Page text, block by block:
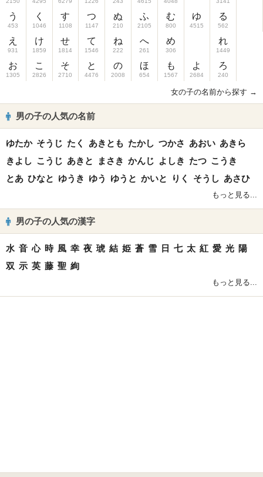
う
453
え
931
お
1305
く
1046
け
1859
こ
2826
す
1108
せ
1814
そ
2710
つ
1147
て
1546
と
4476
ぬ
210
ね
222
の
2008
ふ
2105
へ
261
ほ
654
む
800
め
306
も
1567
ゆ
4515
よ
2684
る
562
れ
1449
ろ
240
女の子の名前から探す →
男の子の人気の名前
ゆたか そうじ たく あきとも たかし つかさ あおい あきら
きよし こうじ あきと まさき かんじ よしき たつ こうき
とあ ひなと ゆうき ゆう ゆうと かいと りく そうし あさひ
もっと見る...
男の子の人気の漢字
水 音 心 時 風 幸 夜 琥 結 姫 蒼 雪 日 七 太 紅 愛 光 陽
双 示 英 藤 聖 絢
もっと見る...